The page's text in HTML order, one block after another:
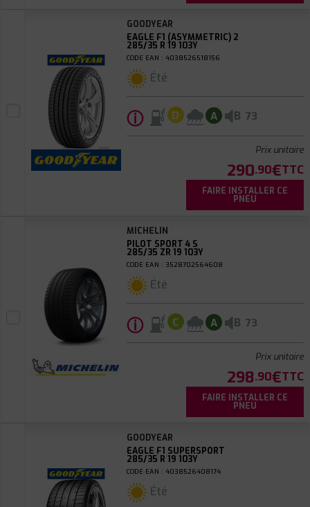
GOODYEAR
EAGLE F1 (ASYMMETRIC) 2
285/35 R 19 103Y
CODE EAN : 4038526518156
Été
ⓘ D A B 73
Prix unitaire
290.90€TTC
FAIRE INSTALLER CE
PNEU
MICHELIN
PILOT SPORT 4 S
285/35 ZR 19 103Y
CODE EAN : 3528702564608
Été
ⓘ C A B 73
Prix unitaire
298.90€TTC
FAIRE INSTALLER CE
PNEU
GOODYEAR
EAGLE F1 SUPERSPORT
285/35 R 19 103Y
CODE EAN : 4038526408174
Été